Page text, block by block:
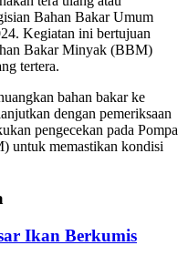
Bahan Bakar Umum
Kegiatan ini bertujuan
Bakar Minyak (BBM)
tertera.
bahan bakar ke
dengan pemeriksaan
pengecekan pada Pompa
untuk memastikan kondisi
Ikan Berkumis